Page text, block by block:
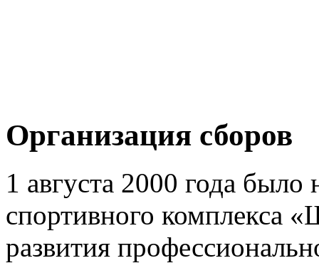
Организация сборов
1 августа 2000 года было
спортивного комплекса
развития